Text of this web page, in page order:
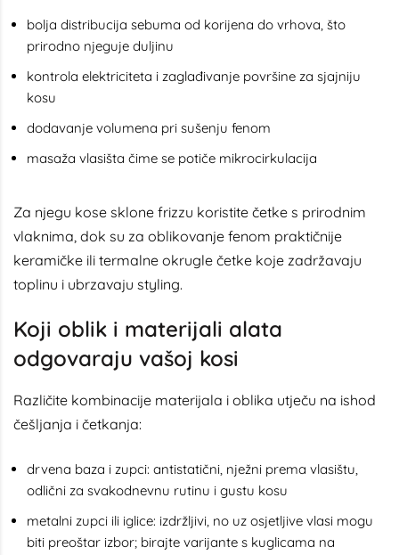
bolja distribucija sebuma od korijena do vrhova, što
prirodno njeguje duljinu
kontrola elektriciteta i zaglađivanje površine za sjajniju
kosu
dodavanje volumena pri sušenju fenom
masaža vlasišta čime se potiče mikrocirkulacija
Za njegu kose sklone frizzu koristite četke s prirodnim
vlaknima, dok su za oblikovanje fenom praktičnije
keramičke ili termalne okrugle četke koje zadržavaju
toplinu i ubrzavaju styling.
Koji oblik i materijali alata
odgovaraju vašoj kosi
Različite kombinacije materijala i oblika utječu na ishod
češljanja i četkanja:
drvena baza i zupci: antistatični, nježni prema vlasištu,
odlični za svakodnevnu rutinu i gustu kosu
metalni zupci ili iglice: izdržljivi, no uz osjetljive vlasi mogu
biti preoštar izbor; birajte varijante s kuglicama na